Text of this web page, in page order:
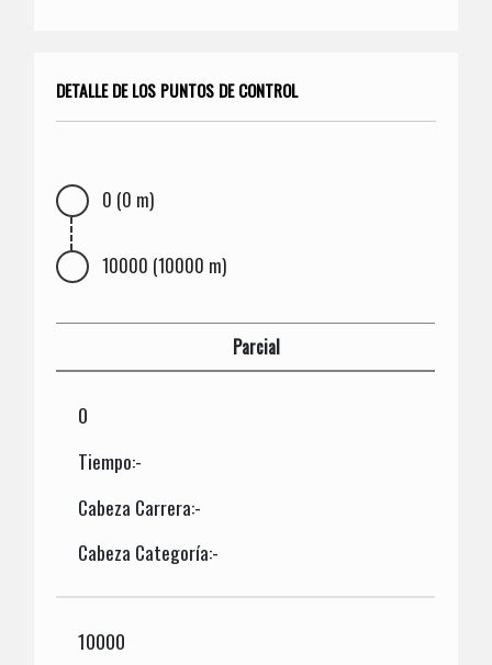
DETALLE DE LOS PUNTOS DE CONTROL
0 (0 m)
10000 (10000 m)
Parcial
0
Tiempo:-
Cabeza Carrera:-
Cabeza Categoría:-
10000